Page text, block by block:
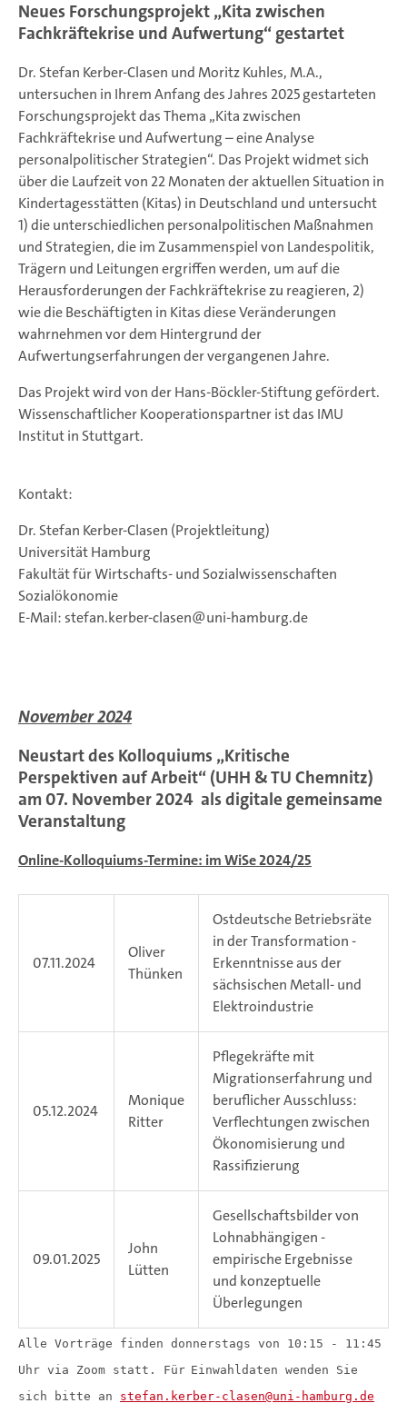
Neues Forschungsprojekt „Kita zwischen
Fachkräftekrise und Aufwertung“ gestartet
Dr. Stefan Kerber-Clasen und Moritz Kuhles, M.A.,
untersuchen in Ihrem Anfang des Jahres 2025 gestarteten
Forschungsprojekt das Thema „Kita zwischen
Fachkräftekrise und Aufwertung – eine Analyse
personalpolitischer Strategien“. Das Projekt widmet sich
über die Laufzeit von 22 Monaten der aktuellen Situation in
Kindertagesstätten (Kitas) in Deutschland und untersucht
1) die unterschiedlichen personalpolitischen Maßnahmen
und Strategien, die im Zusammenspiel von Landespolitik,
Trägern und Leitungen ergriffen werden, um auf die
Herausforderungen der Fachkräftekrise zu reagieren, 2)
wie die Beschäftigten in Kitas diese Veränderungen
wahrnehmen vor dem Hintergrund der
Aufwertungserfahrungen der vergangenen Jahre.
Das Projekt wird von der Hans-Böckler-Stiftung gefördert.
Wissenschaftlicher Kooperationspartner ist das IMU
Institut in Stuttgart.
Kontakt:
Dr. Stefan Kerber-Clasen (Projektleitung)
Universität Hamburg
Fakultät für Wirtschafts- und Sozialwissenschaften
Sozialökonomie
E-Mail: stefan.kerber-clasen@uni-hamburg.de
November 2024
Neustartdes Kolloquiums „Kritische
Perspektiven auf Arbeit“ (UHH & TU Chemnitz)
am 07. November 2024 als digitale gemeinsame
Veranstaltung
Online-Kolloquiums-Termine: im WiSe 2024/25
07.11.2024
Oliver
Thünken
Ostdeutsche Betriebsräte
in der Transformation -
Erkenntnisse aus der
sächsischen Metall- und
Elektroindustrie
05.12.2024
Monique
Ritter
Pflegekräfte mit
Migrationserfahrung und
beruflicher Ausschluss:
Verflechtungen zwischen
Ökonomisierung und
Rassifizierung
09.01.2025
John
Lütten
Gesellschaftsbilder von
Lohnabhängigen -
empirische Ergebnisse
und konzeptuelle
Überlegungen
Alle Vorträge finden donnerstags von 10:15 - 11:45
Uhr via Zoom statt. Für Einwahldaten wenden Sie
sich bitte an stefan.kerber-clasen uni-hamburg.de